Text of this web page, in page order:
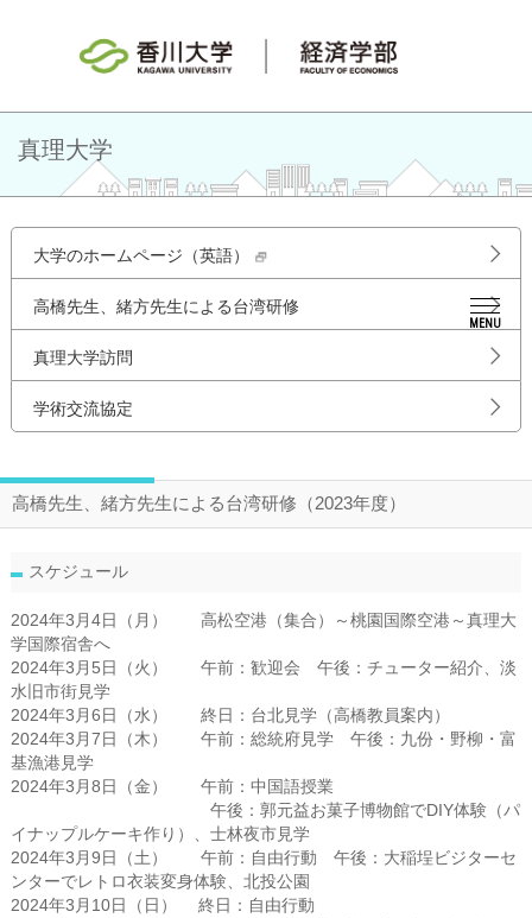
MENU
真理大学
大学のホームページ（英語）
高橋先生、緒方先生による台湾研修
真理大学訪問
学術交流協定
高橋先生、緒方先生による台湾研修（2023年度）
スケジュール
2024年3月4日（月） 高松空港（集合）～桃園国際空港～真理大
学国際宿舎へ
2024年3月5日（火） 午前：歓迎会 午後：チューター紹介、淡
水旧市街見学
2024年3月6日（水） 終日：台北見学（高橋教員案内）
2024年3月7日（木） 午前：総統府見学 午後：九份・野柳・富
基漁港見学
2024年3月8日（金） 午前：中国語授業
午後：郭元益お菓子博物館でDIY体験（パ
イナップルケーキ作り）、士林夜市見学
2024年3月9日（土） 午前：自由行動 午後：大稲埕ビジターセ
ンターでレトロ衣装変身体験、北投公園
2024年3月10日（日） 終日：自由行動